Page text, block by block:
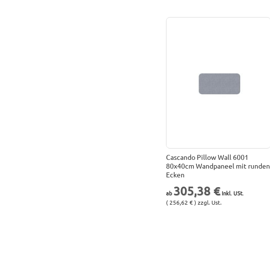
Cascando Pillow Wall 6001
80x40cm Wandpaneel mit runden
Ecken
305,38 €
( 256,62 € ) zzgl. Ust.